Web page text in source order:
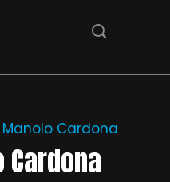
Manolo Cardona
Cardona